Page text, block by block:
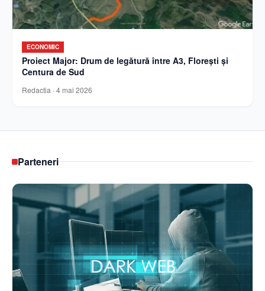
ECONOMIC
Proiect Major: Drum de legătură între A3, Florești și
Centura de Sud
Redactia · 4 mai 2026
Parteneri